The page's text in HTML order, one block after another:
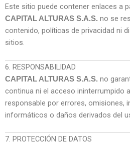
Este sitio puede contener enlaces a
CAPITAL ALTURAS S.A.S. no se
contenido, políticas de privacidad ni
sitios.
6. RESPONSABILIDAD
CAPITAL ALTURAS S.A.S. no
continua ni el acceso ininterrumpido
responsable por errores, omisiones,
informáticos o daños derivados del
7. PROTECCIÓN DE DATOS